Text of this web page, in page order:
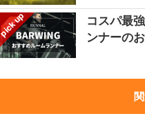
up
コスパ最
ンナーの